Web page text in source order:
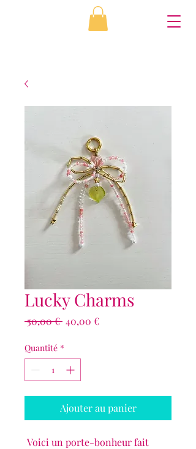
Lucky Charms
50,00 € Prix
40,00 €Prix
Quantité *
Ajouter au panier
Voici un porte-bonheur fait